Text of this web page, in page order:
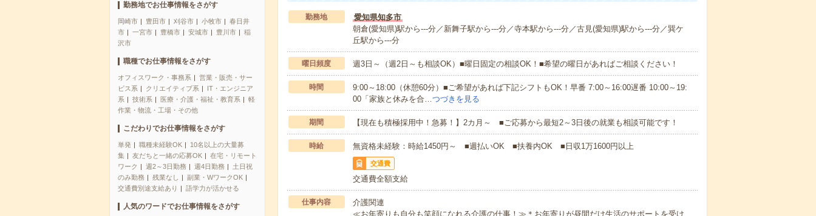
勤務地でお仕事情報をさがす
岡崎市 豊田市 刈谷市 小牧市
春日井
市
一宮市 豊橋市 安城市 豊川市
稲
沢市
職種でお仕事情報をさがす
オフィスワーク・事務系
営業・販売・サー
ビス系
クリエイティブ系
IT・エンジニア
系
技術系 医療・介護・福祉・教育系
軽
作業・物流・工場・その他
こだわりでお仕事情報をさがす
単発 職種未経験OK
10名以上の大量募
集
友だちと一緒の応募OK
在宅・リモート
ワーク
週2～3日勤務 週4日勤務
土日祝
のみ勤務
残業なし
副業・WワークOK
交通費別途支給あり
語学力が活かせる
人気のワードでお仕事情報をさがす
勤務地
愛知県知多市
朝倉(愛知県)駅から---分／新舞子駅から---分／寺本駅から---分／古見(愛知県)駅から---分／巽ケ
丘駅から---分
曜日頻度 週3日～（週2日～も相談OK）■曜日固定の相談OK！■希望の曜日があればご相談ください！
時間
9:00～18:00（休憩60分）■ご希望があれば下記シフトもOK！早番 7:00～16:00遅番 10:00～19:
00「家族と休みを合…つづきを見る
期間 【現在も積極採用中！急募！】2カ月～ ■ご応募から最短2～3日後の就業も相談可能です！
時給 無資格未経験：時給1450円～ ■週払いOK ■扶養内OK ■日収1万1600円以上
交通費
交通費全額支給
仕事内容
介護関連
≪お年寄りも自分も笑顔になれる介護の仕事！≫＊お年寄りが昼間だけ生活のサポートを受け